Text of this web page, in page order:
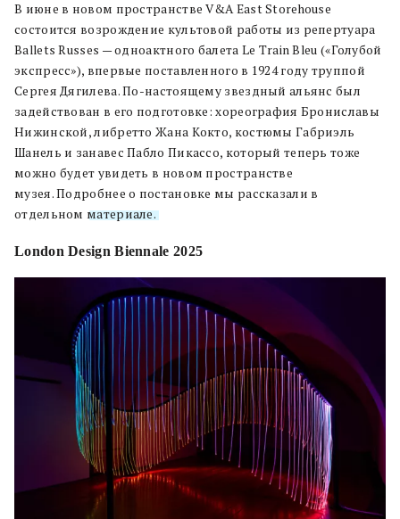
В июне в новом пространстве V&A East Storehouse
состоится возрождение культовой работы из репертуара
Ballets Russes — одноактного балета Le Train Bleu («Голубой
экспресс»), впервые поставленного в 1924 году труппой
Сергея Дягилева. По-настоящему звездный альянс был
задействован в его подготовке: хореография Брониславы
Нижинской, либретто Жана Кокто, костюмы Габриэль
Шанель и занавес Пабло Пикассо, который теперь тоже
можно будет увидеть в новом пространстве
музея. Подробнее о постановке мы рассказали в
отдельном материале.
London Design Biennale 2025